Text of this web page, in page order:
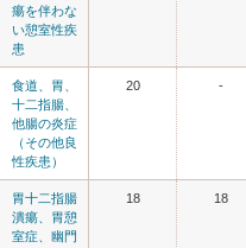
瘍を伴わな
い憩室性疾
患
食道、胃、
十二指腸、
他腸の炎症
（その他良
性疾患）
20 -
胃十二指腸
潰瘍、胃憩
室症、幽門
18 18